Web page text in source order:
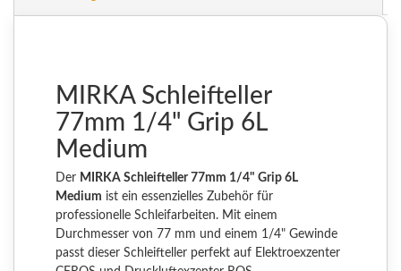
MIRKA Schleifteller
77mm 1/4" Grip 6L
Medium
Der MIRKA Schleifteller 77mm 1/4" Grip 6L
Medium ist ein essenzielles Zubehör für
professionelle Schleifarbeiten. Mit einem
Durchmesser von 77 mm und einem 1/4" Gewinde
passt dieser Schleifteller perfekt auf Elektroexzenter